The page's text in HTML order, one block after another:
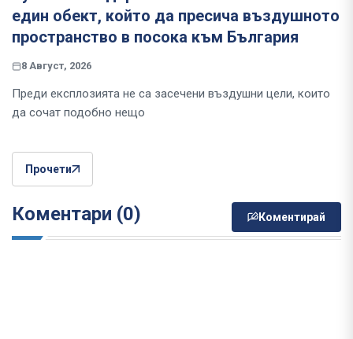
един обект, който да пресича въздушното
пространство в посока към България
8 Август, 2026
Преди експлозията не са засечени въздушни цели, които
да сочат подобно нещо
Прочети
Коментари (0) Коментирай